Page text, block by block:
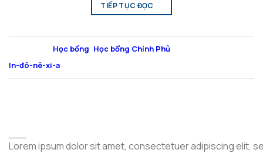
TIẾP TỤC ĐỌC
Học bổng Học bổng Chính Phủ
In-đô-nê-xi-a
Lorem ipsum dolor sit amet, consectetuer adipiscing elit,